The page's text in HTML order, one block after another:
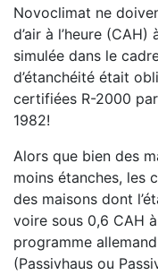
Novoclimat ne
d’air à l’heure
simulée dans le
d’étanchéité était
certifiées R-2000
1982!
Alors que bien des
moins étanches, les
des maisons dont
voire sous 0,6 CAH
programme
(Passivhaus ou